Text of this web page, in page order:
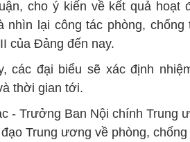
cho ý kiến về kết quả hoạt
nhìn lại công tác phòng,
của Đảng đến nay.
các đại biểu sẽ xác định
thời gian tới.